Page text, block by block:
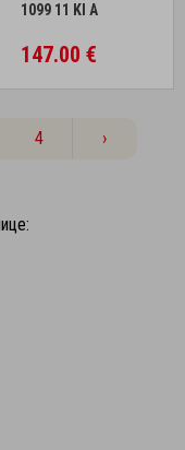
1099 11 Kl A
147.00 €
4 ›